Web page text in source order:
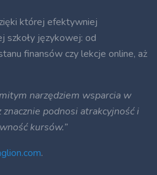
której efektywniej
szkoły językowej: od
finansów czy lekcje online, aż
narzędziem wsparcia w
znacznie podnosi atrakcyjność i
kursów.”
.